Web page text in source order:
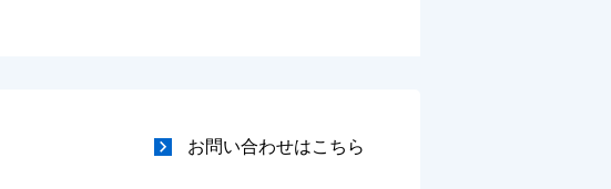
お問い合わせはこちら